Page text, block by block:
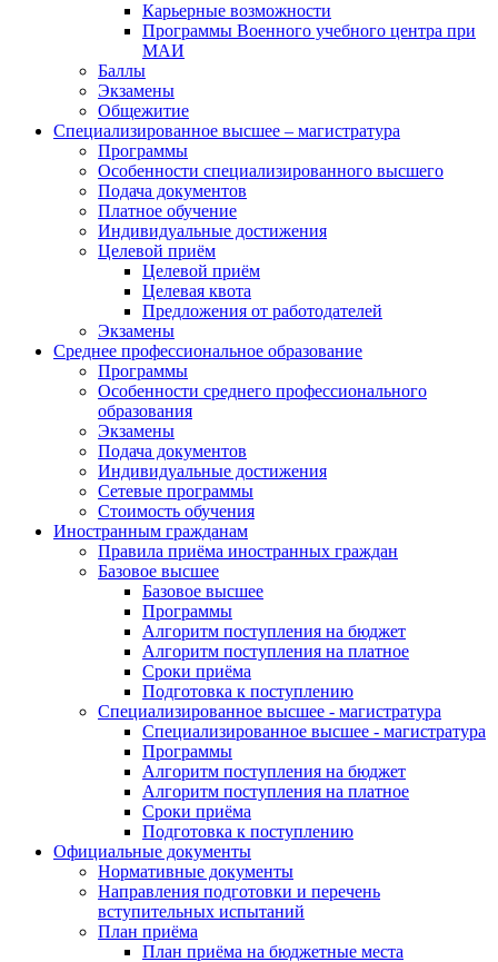
Карьерные возможности
Программы Военного учебного центра при
МАИ
Баллы
Экзамены
Общежитие
Специализированное высшее – магистратура
Программы
Особенности специализированного высшего
Подача документов
Платное обучение
Индивидуальные достижения
Целевой приём
Целевой приём
Целевая квота
Предложения от работодателей
Экзамены
Среднее профессиональное образование
Программы
Особенности среднего профессионального
образования
Экзамены
Подача документов
Индивидуальные достижения
Сетевые программы
Стоимость обучения
Иностранным гражданам
Правила приёма иностранных граждан
Базовое высшее
Базовое высшее
Программы
Алгоритм поступления на бюджет
Алгоритм поступления на платное
Сроки приёма
Подготовка к поступлению
Специализированное высшее - магистратура
Специализированное высшее - магистратура
Программы
Алгоритм поступления на бюджет
Алгоритм поступления на платное
Сроки приёма
Подготовка к поступлению
Официальные документы
Нормативные документы
Направления подготовки и перечень
вступительных испытаний
План приёма
План приёма на бюджетные места